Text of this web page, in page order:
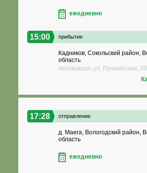
ежедневно
15:00 прибытие
Кадников, Сокольский район,
область
Автовокзал, ул. Пушкинская, 20
17:28 отправление
д. Маега, Вологодский район,
область
ежедневно